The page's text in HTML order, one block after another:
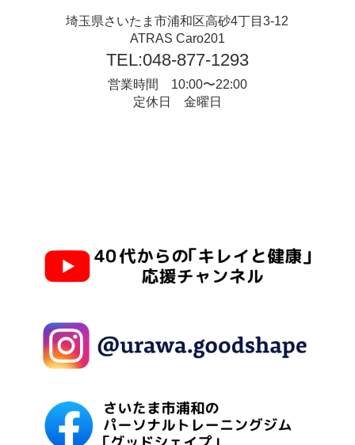
埼玉県さいたま市浦和区高砂4丁目3-12
ATRAS Caro201
TEL:048-877-1293
営業時間 10:00〜22:00
定休日 金曜日